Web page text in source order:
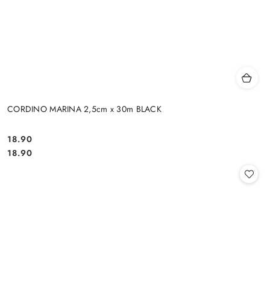
CORDINO MARINA 2,5cm x 30m BLACK
Cena:
18.90
Cena:
18.90